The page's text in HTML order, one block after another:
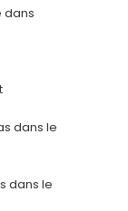
dans
dans le
dans le